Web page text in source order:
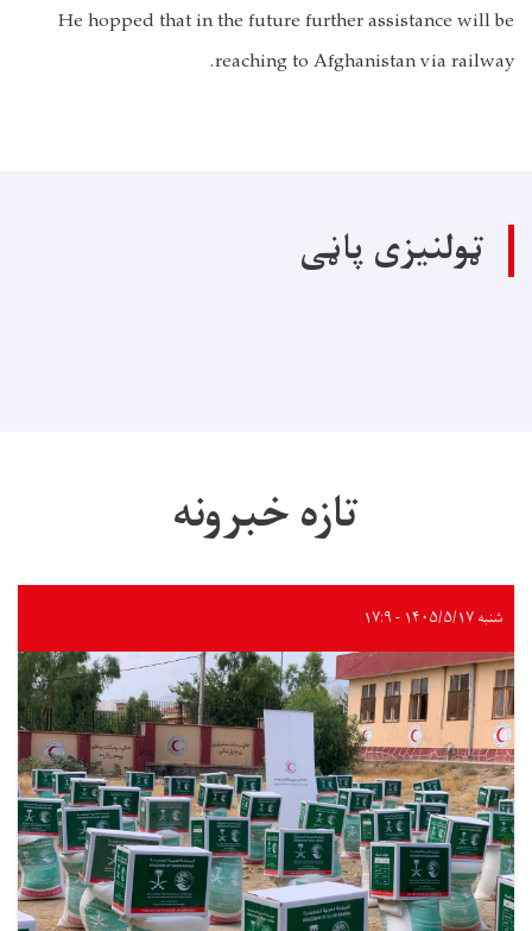
He hopped that in the future further assistance will be
reaching to Afghanistan via railway.
ټولنیزی پاڼی
تازه خبرونه
شنبه ۱۴۰۵/۵/۱۷ - ۱۷:۹